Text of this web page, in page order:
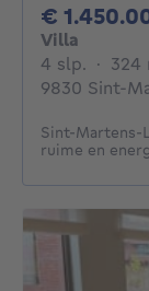
€
Villa
4 slp. 4
· 324
9830 Sint-
Sint-Martens-
ruime en